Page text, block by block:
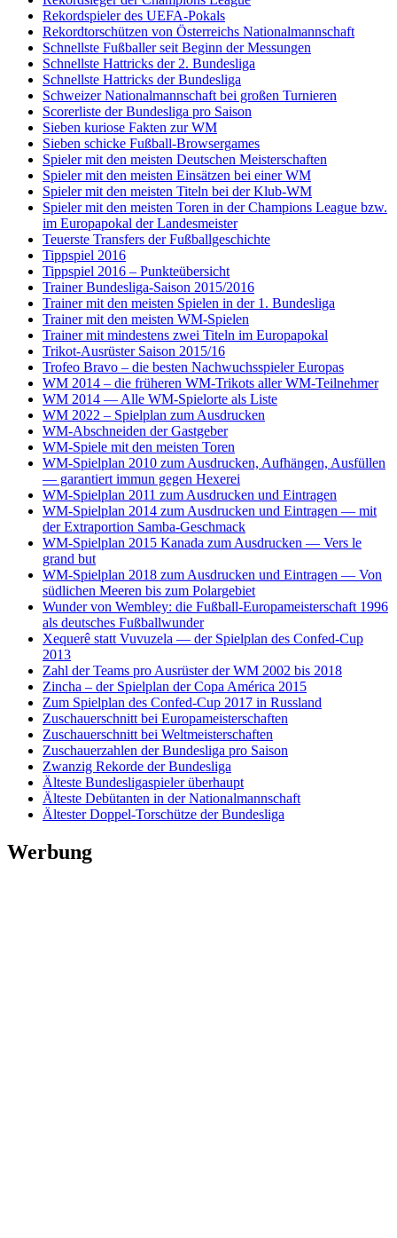
Rekordspieler des UEFA-Pokals
Rekordtorschützen von Österreichs Nationalmannschaft
Schnellste Fußballer seit Beginn der Messungen
Schnellste Hattricks der 2. Bundesliga
Schnellste Hattricks der Bundesliga
Schweizer Nationalmannschaft bei großen Turnieren
Scorerliste der Bundesliga pro Saison
Sieben kuriose Fakten zur WM
Sieben schicke Fußball-Browsergames
Spieler mit den meisten Deutschen Meisterschaften
Spieler mit den meisten Einsätzen bei einer WM
Spieler mit den meisten Titeln bei der Klub-WM
Spieler mit den meisten Toren in der Champions League bzw.
im Europapokal der Landesmeister
Teuerste Transfers der Fußballgeschichte
Tippspiel 2016
Tippspiel 2016 – Punkteübersicht
Trainer Bundesliga-Saison 2015/2016
Trainer mit den meisten Spielen in der 1. Bundesliga
Trainer mit den meisten WM-Spielen
Trainer mit mindestens zwei Titeln im Europapokal
Trikot-Ausrüster Saison 2015/16
Trofeo Bravo – die besten Nachwuchsspieler Europas
WM 2014 – die früheren WM-Trikots aller WM-Teilnehmer
WM 2014 — Alle WM-Spielorte als Liste
WM 2022 – Spielplan zum Ausdrucken
WM-Abschneiden der Gastgeber
WM-Spiele mit den meisten Toren
WM-Spielplan 2010 zum Ausdrucken, Aufhängen, Ausfüllen
— garantiert immun gegen Hexerei
WM-Spielplan 2011 zum Ausdrucken und Eintragen
WM-Spielplan 2014 zum Ausdrucken und Eintragen — mit
der Extraportion Samba-Geschmack
WM-Spielplan 2015 Kanada zum Ausdrucken — Vers le
grand but
WM-Spielplan 2018 zum Ausdrucken und Eintragen — Von
südlichen Meeren bis zum Polargebiet
Wunder von Wembley: die Fußball-Europameisterschaft 1996
als deutsches Fußballwunder
Xequerê statt Vuvuzela — der Spielplan des Confed-Cup
2013
Zahl der Teams pro Ausrüster der WM 2002 bis 2018
Zincha – der Spielplan der Copa América 2015
Zum Spielplan des Confed-Cup 2017 in Russland
Zuschauerschnitt bei Europameisterschaften
Zuschauerschnitt bei Weltmeisterschaften
Zuschauerzahlen der Bundesliga pro Saison
Zwanzig Rekorde der Bundesliga
Älteste Bundesligaspieler überhaupt
Älteste Debütanten in der Nationalmannschaft
Ältester Doppel-Torschütze der Bundesliga
Werbung